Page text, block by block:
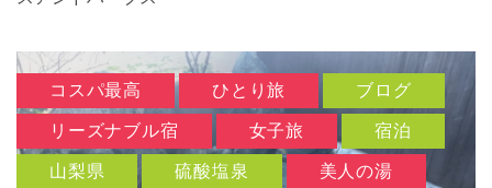
コスパ最高 ひとり旅 ブログ
リーズナブル宿 女子旅 宿泊
山梨県 硫酸塩泉 美人の湯